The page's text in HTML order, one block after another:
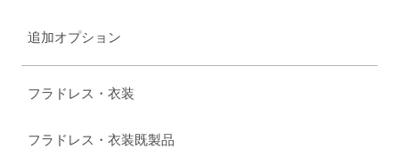
追加オプション
フラドレス・衣装
フラドレス・衣装既製品